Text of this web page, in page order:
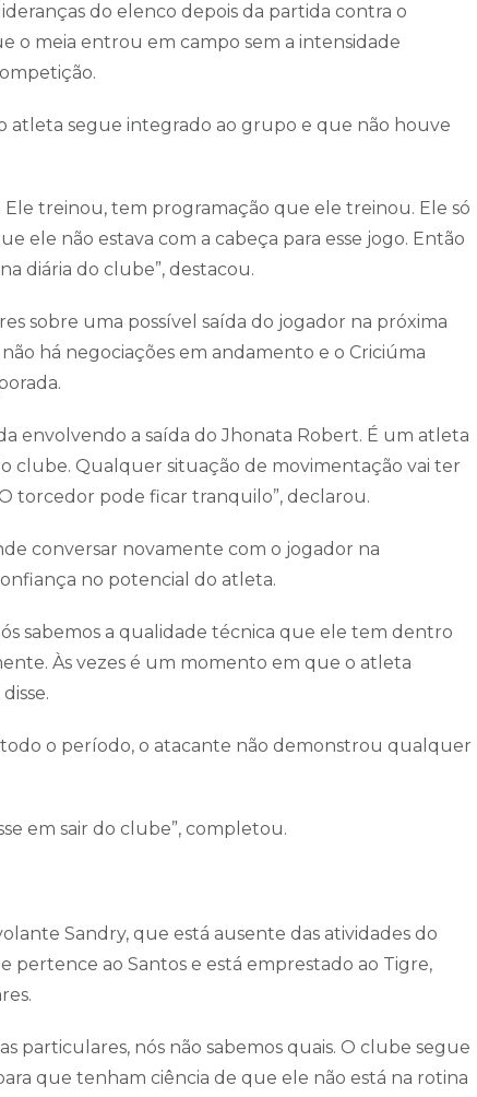
do elenco depois da partida contra o
o meia entrou em campo sem a intensidade
atleta segue integrado ao grupo e que não houve
treinou, tem programação que ele treinou. Ele só
ele não estava com a cabeça para esse jogo. Então
diária do clube”, destacou.
sobre uma possível saída do jogador na próxima
há negociações em andamento e o Criciúma
envolvendo a saída do Jhonata Robert. É um atleta
clube. Qualquer situação de movimentação vai ter
torcedor pode ficar tranquilo”, declarou.
conversar novamente com o jogador na
no potencial do atleta.
sabemos a qualidade técnica que ele tem dentro
Às vezes é um momento em que o atleta
o período, o atacante não demonstrou qualquer
em sair do clube”, completou.
Sandry, que está ausente das atividades do
pertence ao Santos e está emprestado ao Tigre,
particulares, nós não sabemos quais. O clube segue
que tenham ciência de que ele não está na rotina